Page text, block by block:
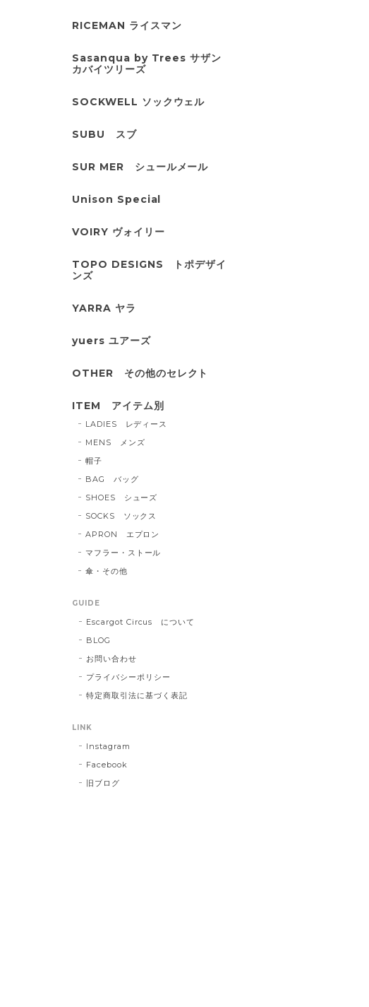
RICEMAN ライスマン
Sasanqua by Trees サザン
カバイツリーズ
SOCKWELL ソックウェル
SUBU スブ
SUR MER シュールメール
Unison Special
VOIRY ヴォイリー
TOPO DESIGNS トポデザイ
ンズ
YARRA ヤラ
yuers ユアーズ
OTHER その他のセレクト
ITEM アイテム別
LADIES レディース
MENS メンズ
帽子
BAG バッグ
SHOES シューズ
SOCKS ソックス
APRON エプロン
マフラー・ストール
傘・その他
GUIDE
Escargot Circus について
BLOG
お問い合わせ
プライバシーポリシー
特定商取引法に基づく表記
LINK
Instagram
Facebook
旧ブログ